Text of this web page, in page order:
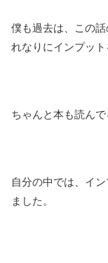
僕も過去は、この
れなりにインプット
ちゃんと本も読ん
自分の中では、イ
ました。